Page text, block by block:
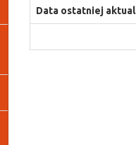
Data ostatniej